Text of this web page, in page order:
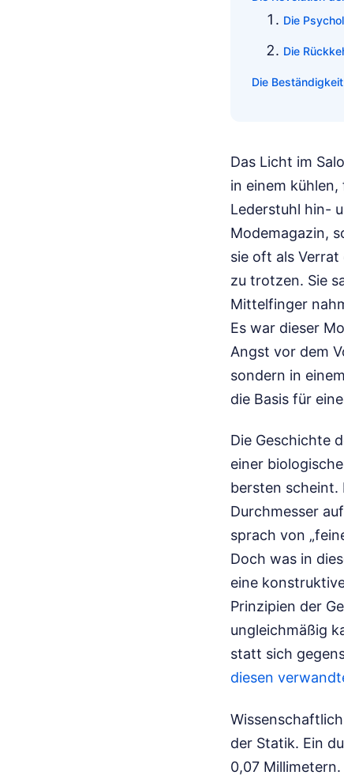
Die
Die
Die
Das Licht im
in einem
Lederstuhl hin-
Modemagazin,
sie oft als
zu trotzen. Sie
Mittelfinger
Es war dieser
Angst vor dem
sondern in
die Basis für
Die Geschichte
einer
bersten scheint.
Durchmesser
sprach von
Doch was in
eine
Prinzipien der
ungleichmäßig
statt sich
diesen
der Statik. Ein
0,07